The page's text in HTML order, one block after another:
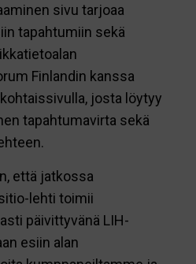
sivu tarjoaa
tapahtumiin sekä
Finlandin kanssa
josta löytyy
tapahtumavirta sekä
että jatkossa
lehti toimii
päivittyvänä LIH-
esiin alan